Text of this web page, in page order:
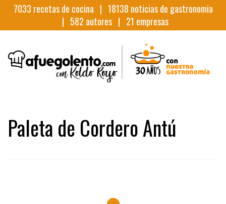
7033 recetas de cocina | 18138 noticias de gastronomia
| 582 autores | 21 empresas
Paleta de Cordero Antú